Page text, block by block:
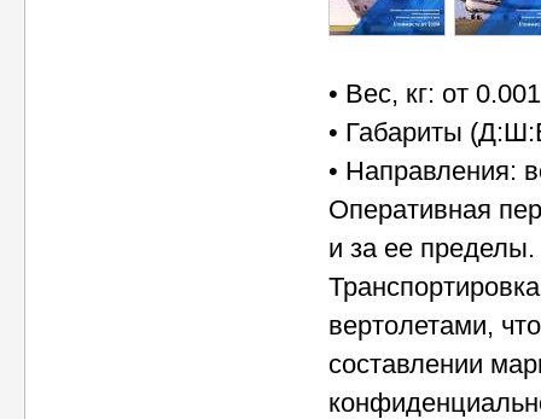
• Вес, кг: от
• Габариты
• Направления:
Оперативная
и за ее пределы.
вертолетами,
составлении